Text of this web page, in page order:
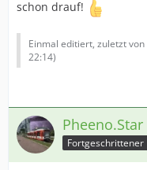
schon drauf!
Einmal editiert, zuletzt von
22:14)
Pheeno.Star
Fortgeschrittener